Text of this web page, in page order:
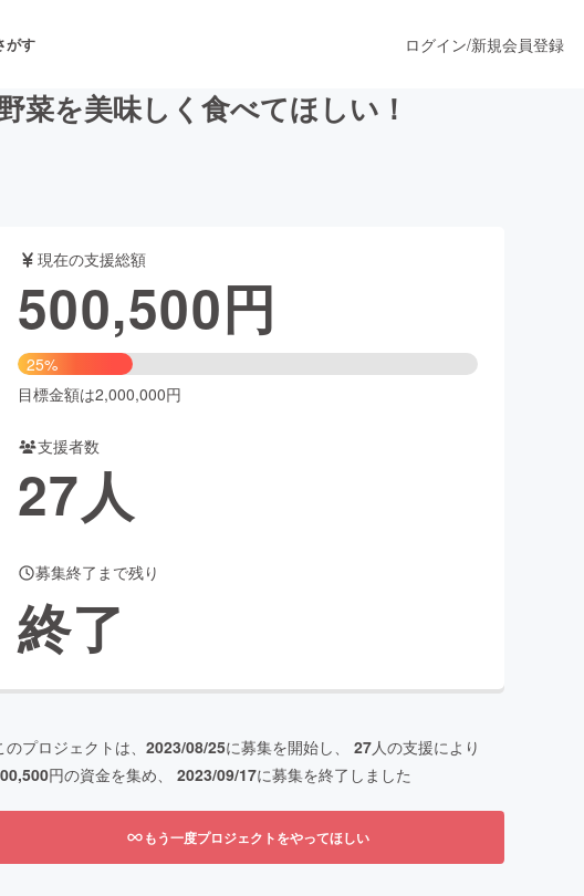
がす
ーマンス
ファッション
・ヘルスケア
ログイン/新規会員登録
菜を美味しく食べてほしい！
現在の支援総額
500,500円
25%
目標金額は2,000,000円
支援者数
27人
募集終了まで残り
終了
のプロジェクトは、 2023/08/25に募集を開始し、 27人の支援により
円の資金を集め、 2023/09/17に募集を終了しました
もう一度プロジェクトをやってほしい